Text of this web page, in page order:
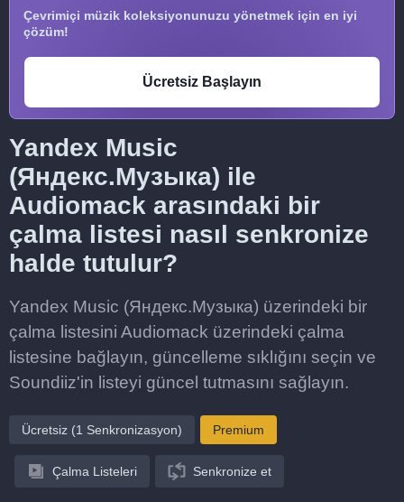
Çevrimiçi müzik koleksiyonunuzu yönetmek için en iyi
çözüm!
Ücretsiz Başlayın
Yandex Music
(Яндекс.Музыка) ile
Audiomack arasındaki bir
çalma listesi nasıl senkronize
halde tutulur?
Yandex Music (Яндекс.Музыка) üzerindeki bir
çalma listesini Audiomack üzerindeki çalma
listesine bağlayın, güncelleme sıklığını seçin ve
Soundiiz'in listeyi güncel tutmasını sağlayın.
Ücretsiz (1 Senkronizasyon) Premium
Çalma Listeleri Senkronize et